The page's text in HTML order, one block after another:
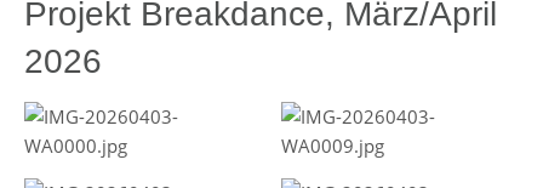
Projekt Breakdance, März/April
2026